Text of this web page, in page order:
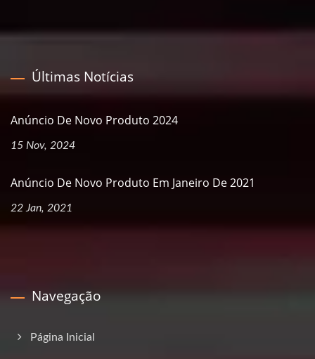
Últimas Notícias
Anúncio De Novo Produto 2024
15 Nov, 2024
Anúncio De Novo Produto Em Janeiro De 2021
22 Jan, 2021
Navegação
Página Inicial